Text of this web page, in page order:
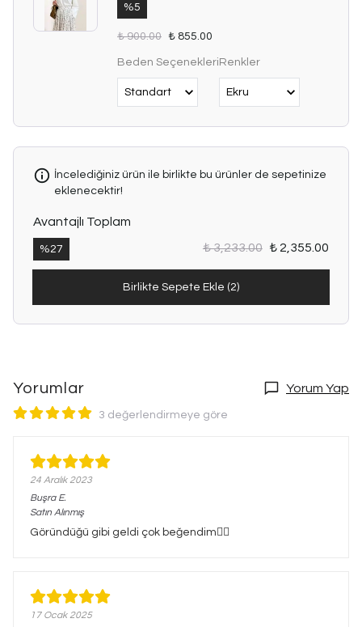
%5
₺ 900.00 ₺ 855.00
Beden SeçenekleriRenkler
İncelediğiniz ürün ile birlikte bu ürünler de sepetinize
eklenecektir!
Avantajlı Toplam
%27 ₺ 3,233.00 ₺ 2,355.00
Birlikte Sepete Ekle (2)
Yorumlar Yorum Yap
3 değerlendirmeye göre
24 Aralık 2023
Buşra E.
Satın Alınmış
Göründüğü gibi geldi çok beğendim👍🏻
17 Ocak 2025